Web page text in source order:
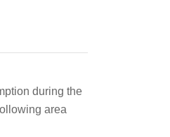
during the
area